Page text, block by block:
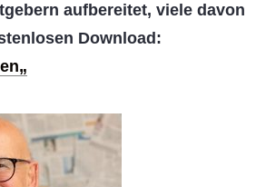
aufbereitet, viele davon
Download:
„